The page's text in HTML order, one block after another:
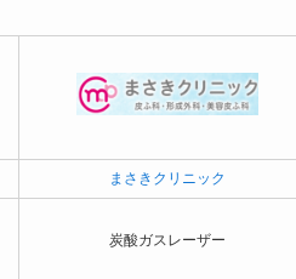
まさきクリニック
炭酸ガスレーザー